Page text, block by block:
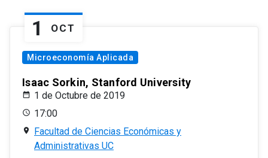
1 OCT
Microeconomía Aplicada
Isaac Sorkin, Stanford University
1 de Octubre de 2019
17:00
Facultad de Ciencias Económicas y
Administrativas UC